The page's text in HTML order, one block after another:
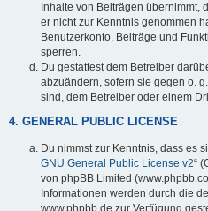
Inhalte von Beiträgen übernimmt,
er nicht zur Kenntnis genommen
Benutzerkonto, Beiträge und
sperren.
Du gestattest dem Betreiber
abzuändern, sofern sie gegen o.
sind, dem Betreiber oder einem
4. GENERAL PUBLIC LICENSE
Du nimmst zur Kenntnis, dass es
GNU General Public License v2“
von phpBB Limited
Informationen werden durch die
www.phpbb.de zur Verfügung